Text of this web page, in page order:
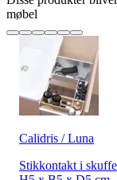
møbel
Calidris / Luna
Stikkontakt i skuffe